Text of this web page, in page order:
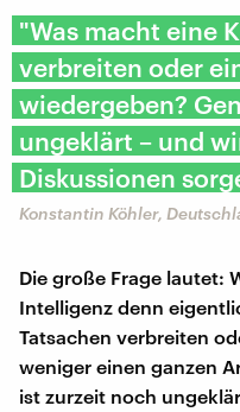
"Was macht eine
verbreiten oder
wiedergeben?
ungeklärt – und
Diskussionen
Konstantin Köhler,
Die große Frage lautet:
Intelligenz denn
Tatsachen verbreiten
weniger einen ganzen
ist zurzeit noch